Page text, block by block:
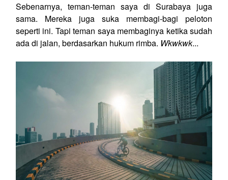
Sebenarnya, teman-teman saya di Surabaya juga
sama. Mereka juga suka membagi-bagi peloton
seperti ini. Tapi teman saya membaginya ketika sudah
ada di jalan, berdasarkan hukum rimba. Wkwkwk...